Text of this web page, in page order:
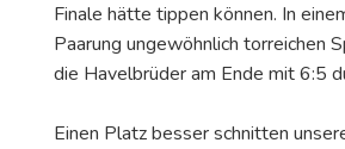
Finale hätte tippen können. In
Paarung ungewöhnlich torreichen
die Havelbrüder am Ende mit 6:5
Einen Platz besser schnitten